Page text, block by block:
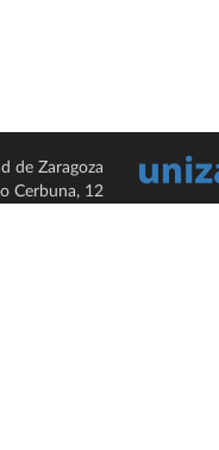
de Zaragoza
Cerbuna, 12